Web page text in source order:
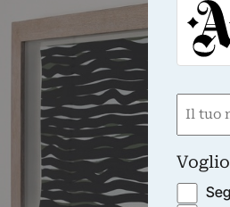
Nome